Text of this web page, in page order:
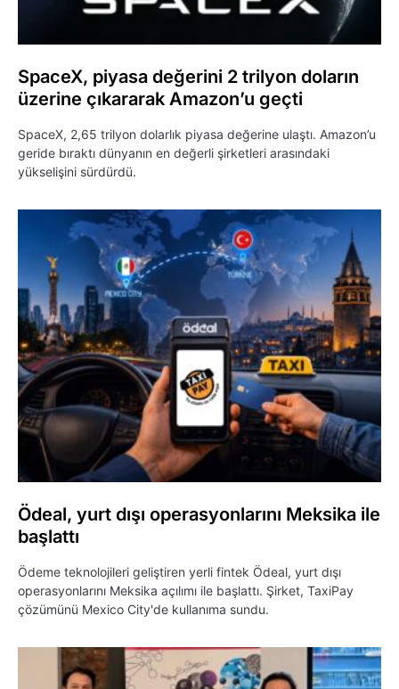
SpaceX, piyasa değerini 2 trilyon doların
üzerine çıkararak Amazon’u geçti
SpaceX, 2,65 trilyon dolarlık piyasa değerine ulaştı. Amazon’u
geride bıraktı dünyanın en değerli şirketleri arasındaki
yükselişini sürdürdü.
Ödeal, yurt dışı operasyonlarını Meksika ile
başlattı
Ödeme teknolojileri geliştiren yerli fintek Ödeal, yurt dışı
operasyonlarını Meksika açılımı ile başlattı. Şirket, TaxiPay
çözümünü Mexico City'de kullanıma sundu.